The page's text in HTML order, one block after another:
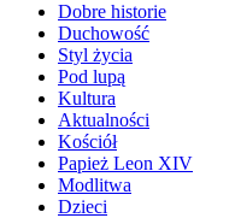
Dobre historie
Duchowość
Styl życia
Pod lupą
Kultura
Aktualności
Kościół
Papież Leon XIV
Modlitwa
Dzieci